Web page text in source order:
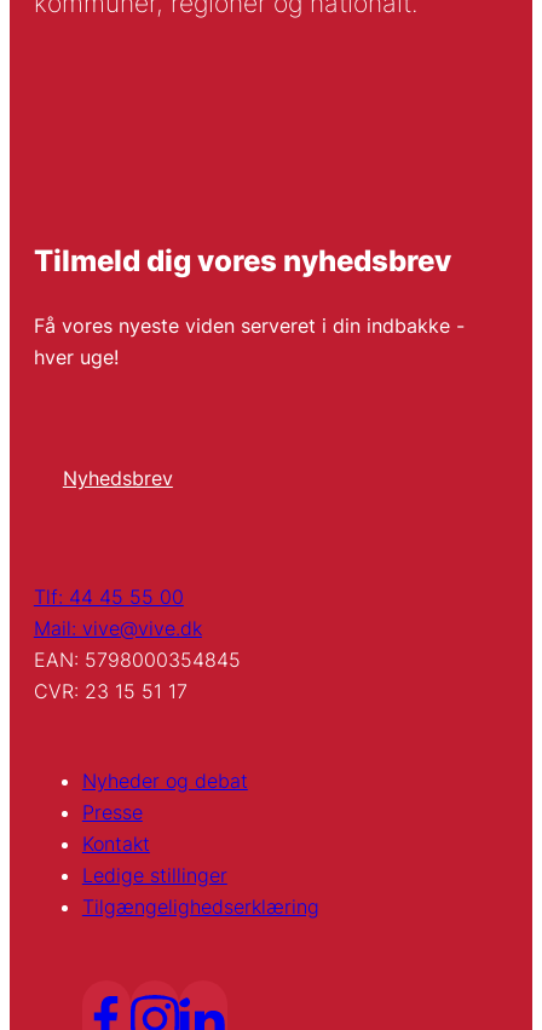
Tilmeld dig vores nyhedsbrev
Få vores nyeste viden serveret i din indbakke -
hver uge!
Nyhedsbrev
Tlf: 44 45 55 00
Mail: vive@vive.dk
EAN: 5798000354845
CVR: 23 15 51 17
Nyheder og debat
Presse
Kontakt
Ledige stillinger
Tilgængelighedserklæring